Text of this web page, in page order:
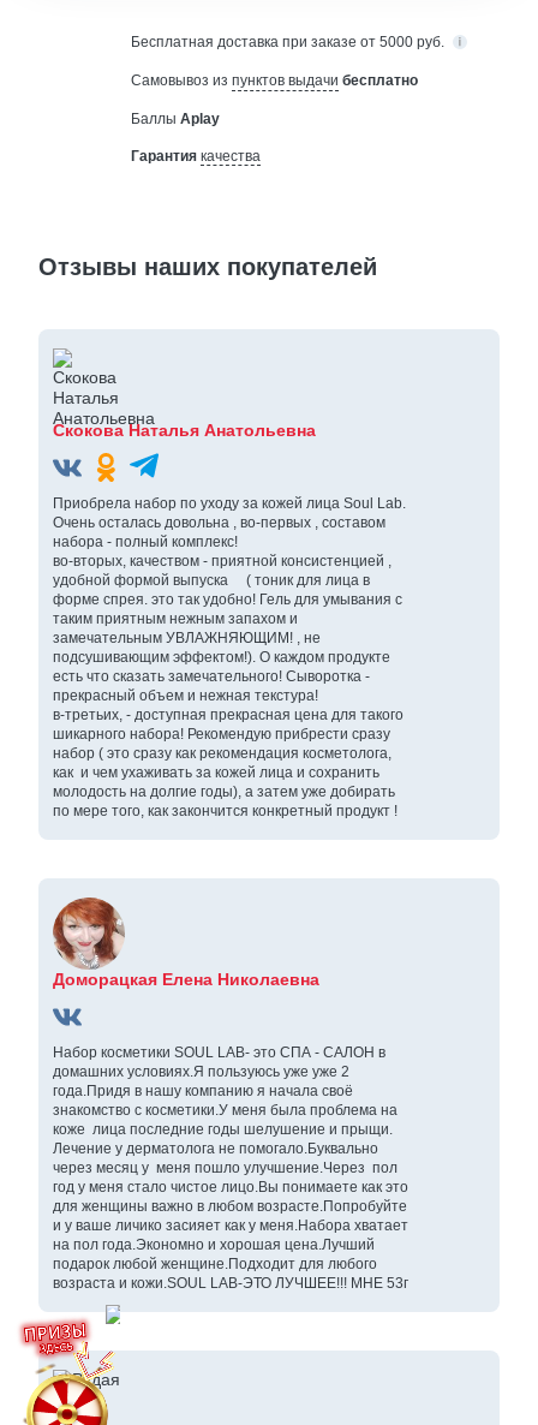
Бесплатная доставка при заказе от 5000 руб.
Самовывоз из пунктов выдачи бесплатно
Баллы Aplay
Гарантия качества
Отзывы наших покупателей
Скокова Наталья Анатольевна
Приобрела набор по уходу за кожей лица Soul Lab.
Очень осталась довольна , во-первых , составом
набора - полный комплекс!
во-вторых, качеством - приятной консистенцией ,
удобной формой выпуска ( тоник для лица в
форме спрея. это так удобно! Гель для умывания с
таким приятным нежным запахом и
замечательным УВЛАЖНЯЮЩИМ! , не
подсушивающим эффектом!). О каждом продукте
есть что сказать замечательного! Сыворотка -
прекрасный объем и нежная текстура!
в-третьих, - доступная прекрасная цена для такого
шикарного набора! Рекомендую прибрести сразу
набор ( это сразу как рекомендация косметолога,
как и чем ухаживать за кожей лица и сохранить
молодость на долгие годы), а затем уже добирать
по мере того, как закончится конкретный продукт !
Доморацкая Елена Николаевна
Набор косметики SOUL LAB- это СПА - САЛОН в
домашних условиях.Я пользуюсь уже уже 2
года.Придя в нашу компанию я начала своё
знакомство с косметики.У меня была проблема на
коже лица последние годы шелушение и прыщи.
Лечение у дерматолога не помогало.Буквально
через месяц у меня пошло улучшение.Через пол
год у меня стало чистое лицо.Вы понимаете как это
для женщины важно в любом возрасте.Попробуйте
и у ваше личико засияет как у меня.Набора хватает
на пол года.Экономно и хорошая цена.Лучший
подарок любой женщине.Подходит для любого
возраста и кожи.SOUL LAB-ЭТО ЛУЧШЕЕ!!! МНЕ 53г